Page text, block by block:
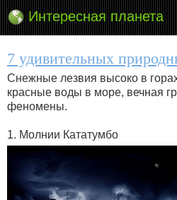
Интересная планета
7 удивительных
Снежные лезвия высоко в
красные воды в море, вечная
феномены.
1. Молнии Кататумбо